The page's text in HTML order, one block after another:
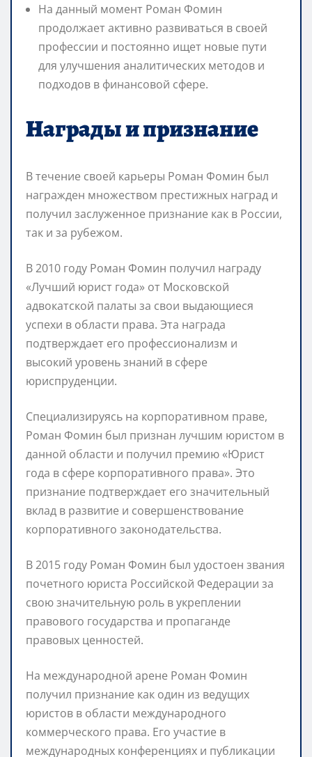
На данный момент Роман Фомин
продолжает активно развиваться в своей
профессии и постоянно ищет новые пути
для улучшения аналитических методов и
подходов в финансовой сфере.
Награды и признание
В течение своей карьеры Роман Фомин был
награжден множеством престижных наград и
получил заслуженное признание как в России,
так и за рубежом.
В 2010 году Роман Фомин получил награду
«Лучший юрист года» от Московской
адвокатской палаты за свои выдающиеся
успехи в области права. Эта награда
подтверждает его профессионализм и
высокий уровень знаний в сфере
юриспруденции.
Специализируясь на корпоративном праве,
Роман Фомин был признан лучшим юристом в
данной области и получил премию «Юрист
года в сфере корпоративного права». Это
признание подтверждает его значительный
вклад в развитие и совершенствование
корпоративного законодательства.
В 2015 году Роман Фомин был удостоен звания
почетного юриста Российской Федерации за
свою значительную роль в укреплении
правового государства и пропаганде
правовых ценностей.
На международной арене Роман Фомин
получил признание как один из ведущих
юристов в области международного
коммерческого права. Его участие в
международных конференциях и публикации